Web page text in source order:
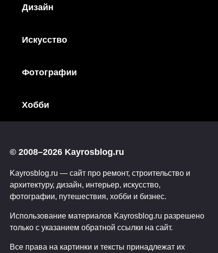
Дизайн
Искусство
Фотографии
Хобби
© 2008–2026 Kayrosblog.ru
Kayrosblog.ru — сайт про ремонт, строительство и
архитектуру, дизайн, интерьер, искусство,
фотографии, путешествия, хобби и бизнес.
Использование материалов Kayrosblog.ru разрешено
только с указанием обратной ссылки на сайт.
Все права на картинки и тексты принадлежат их